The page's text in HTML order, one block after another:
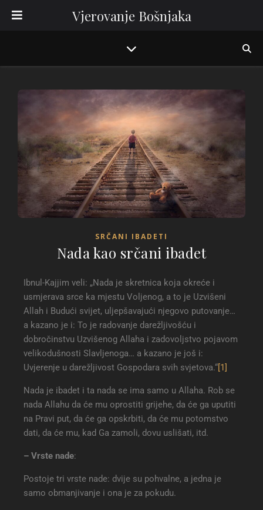
Vjerovanje Bošnjaka
SRČANI IBADETI
Nada kao srčani ibadet
Ibnul-Kajjim veli: „Nada je skretnica koja okreće i
usmjerava srce ka mjestu Voljenog, a to je Uzvišeni
Allah i Budući svijet, uljepšavajući njegovo putovanje…
a kazano je i: To je radovanje darežljivošću i
dobročinstvu Uzvišenog Allaha i zadovoljstvo pojavom
velikodušnosti Slavljenoga… a kazano je još i:
Uvjerenje u darežljivost Gospodara svih svjetova.“[1]
Nada je ibadet i ta nada se ima samo u Allaha. Rob se
nada Allahu da će mu oprostiti grijehe, da će ga uputiti
na Pravi put, da će ga opskrbiti, da će mu potomstvo
dati, da će mu, kad Ga zamoli, dovu uslišati, itd.
– Vrste nade:
Postoje tri vrste nade: dvije su pohvalne, a jedna je
samo obmanjivanje i ona je za pokudu.